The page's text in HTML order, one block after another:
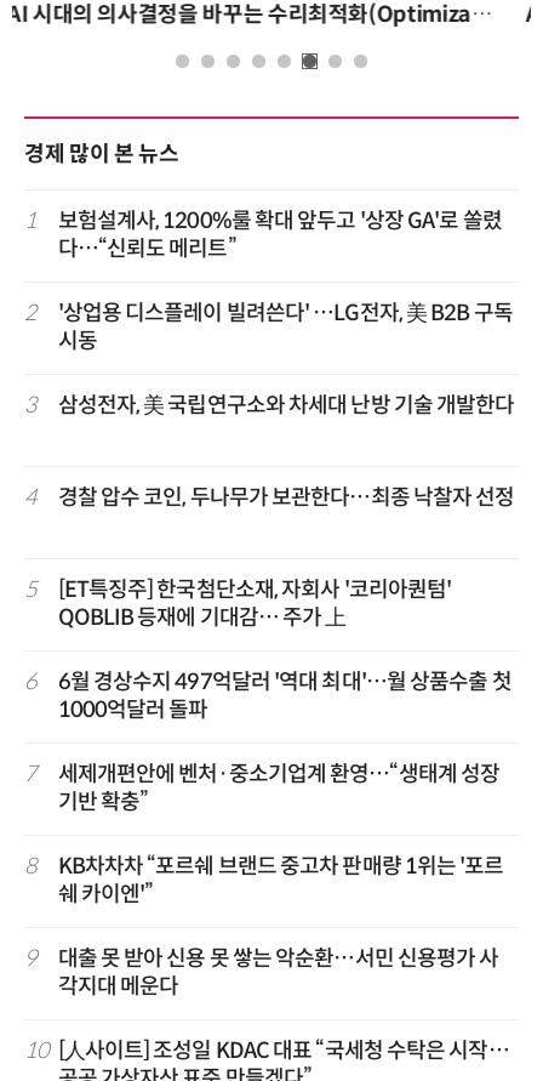
AI 핀옵스 실전 세미나: 폭증하는 AI 토큰 비용 관리 전략
경제 많이 본 뉴스
1
보험설계사, 1200%룰 확대 앞두고 '상장 GA'로 쏠렸
다…“신뢰도 메리트”
2
'상업용 디스플레이 빌려쓴다' …LG전자, 美 B2B 구독
시동
3 삼성전자, 美 국립연구소와 차세대 난방 기술 개발한다
4 경찰 압수 코인, 두나무가 보관한다…최종 낙찰자 선정
5
[ET특징주] 한국첨단소재, 자회사 '코리아퀀텀'
QOBLIB 등재에 기대감… 주가 上
6
6월 경상수지 497억달러 '역대 최대'…월 상품수출 첫
1000억달러 돌파
7
세제개편안에 벤처·중소기업계 환영…“생태계 성장
기반 확충”
8
KB차차차 “포르쉐 브랜드 중고차 판매량 1위는 '포르
쉐 카이엔'”
9
대출 못 받아 신용 못 쌓는 악순환…서민 신용평가 사
각지대 메운다
10 [人사이트] 조성일 KDAC 대표 “국세청 수탁은 시작…